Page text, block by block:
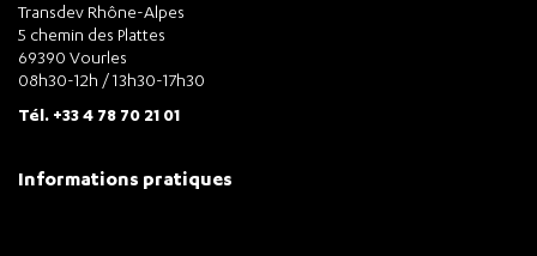
Transdev Rhône-Alpes
5 chemin des Plattes
69390 Vourles
08h30-12h / 13h30-17h30
Tél. +33 4 78 70 21 01
Informations pratiques